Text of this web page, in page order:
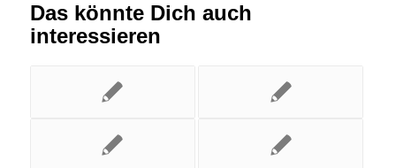
Das könnte Dich auch
interessieren